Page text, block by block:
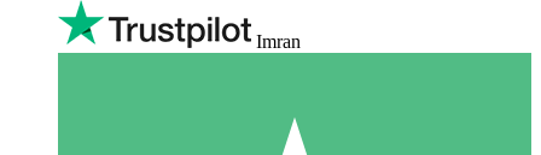
Imran